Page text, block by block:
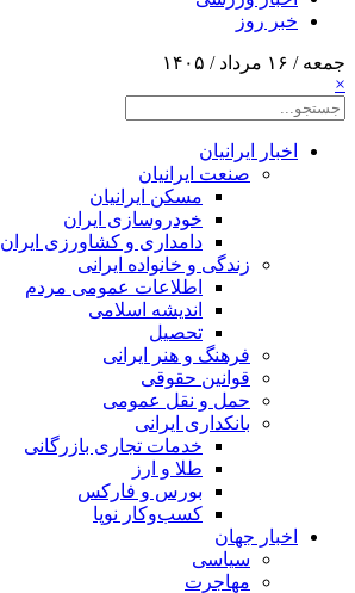
خبر روز
جمعه / ۱۶ مرداد / ۱۴۰۵
×
اخبار ایرانیان
صنعت ایرانیان
مسکن ایرانیان
خودروسازی ایران
دامداری و کشاورزی ایران
زندگی و خانواده ایرانی
اطلاعات عمومی مردم
اندیشه اسلامی
تحصیل
فرهنگ و هنر ایرانی
قوانین حقوقی
حمل و نقل عمومی
بانکداری ایرانی
خدمات تجاری بازرگانی
طلا و ارز
بورس و فارکس
کسب‌وکار نوپا
اخبار جهان
سیاسی
مهاجرت